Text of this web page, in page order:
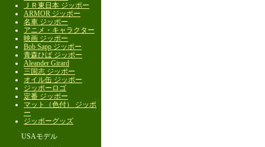
ＪＲ東日本 ジッポー
ARMOR ジッポー
名車 ジッポー
アニメ・キャラクター
映画 ジッポー
Bob Sapp ジッポー
青森ひば ジッポー
Aleander Girard
三国志 ジッポー
オイル缶 ジッポー
ジッポーロゴ
定番 ジッポー
マット（色付） ジッポ
ー
ジッポーグッズ
USAモデル